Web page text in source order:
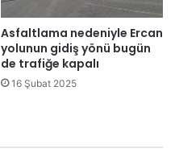
Asfaltlama nedeniyle Ercan
yolunun gidiş yönü bugün
de trafiğe kapalı
16 Şubat 2025